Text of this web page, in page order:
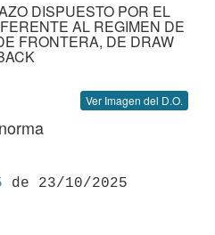
DISPUESTO POR EL
AL REGIMEN DE
FRONTERA, DE DRAW
Ver Imagen del D.O.